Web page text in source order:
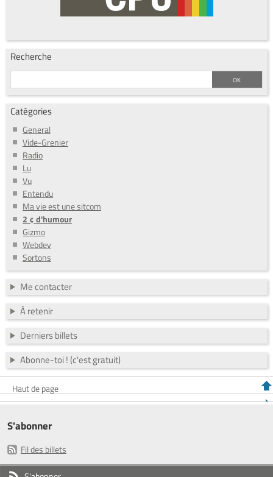
Recherche
Catégories
General
Vide-Grenier
Radio
Lu
Vu
Entendu
Ma vie est une sitcom
2 ¢ d'humour
Gizmo
Webdev
Sortons
Me contacter
À retenir
Derniers billets
Abonne-toi ! (c'est gratuit)
Haut de page
S'abonner
Fil des billets